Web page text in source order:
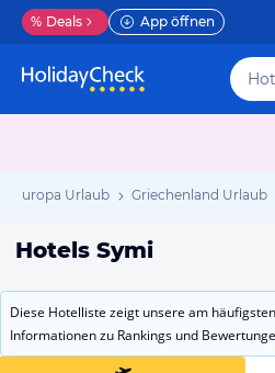
% Deals App öffnen
Europa Urlaub Griechenland Urlaub
Hotels Symi
Diese Hotelliste zeigt unsere am
Informationen zu Rankings und